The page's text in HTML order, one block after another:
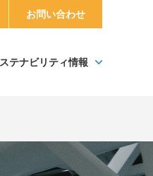
お問い合わせ
テナビリティ情報